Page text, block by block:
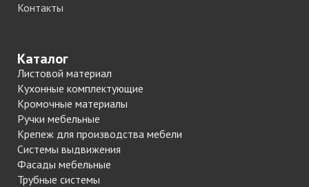
Контакты
Каталог
Листовой материал
Кухонные комплектующие
Кромочные материалы
Ручки мебельные
Крепеж для производства мебели
Системы выдвижения
Фасады мебельные
Трубные системы